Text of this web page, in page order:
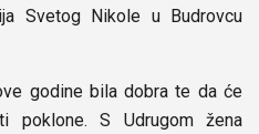
Svetog Nikole u Budrovcu
godine bila dobra te da će
poklone. S Udrugom žena